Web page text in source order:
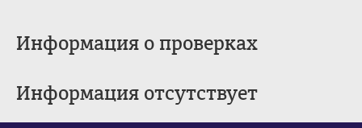
Информация о проверках
Информация отсутствует